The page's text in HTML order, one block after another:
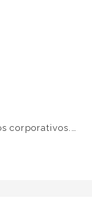
corporativos.